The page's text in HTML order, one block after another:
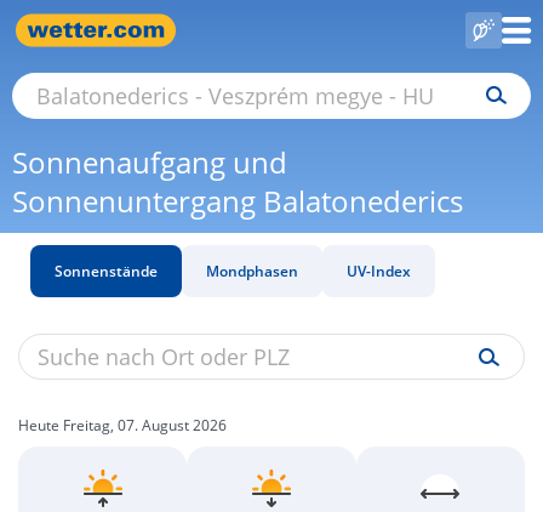
Sonnenaufgang und
Sonnenuntergang Balatonederics
Sonnenstände Mondphasen UV-Index
Heute Freitag, 07. August 2026